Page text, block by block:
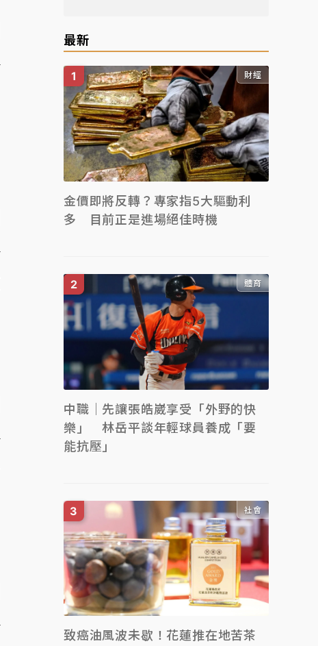
最新
財經
金價即將反轉？專家指5大驅動利
多 目前正是進場絕佳時機
體育
中職｜先讓張皓崴享受「外野的快
樂」 林岳平談年輕球員養成「要
能抗壓」
社會
致癌油風波未歇！花蓮推在地苦茶